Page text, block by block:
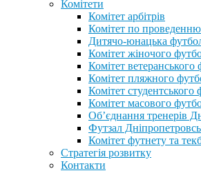
Комітети
Комітет арбітрів
Комітет по
Дитячо-юнацька
Комітет жіночого
Комітет ветеранського
Комітет пляжного
Комітет студентського
Комітет масового
Обʼєднання тренерів
Футзал
Комітет футнету та
Стратегія розвитку
Контакти